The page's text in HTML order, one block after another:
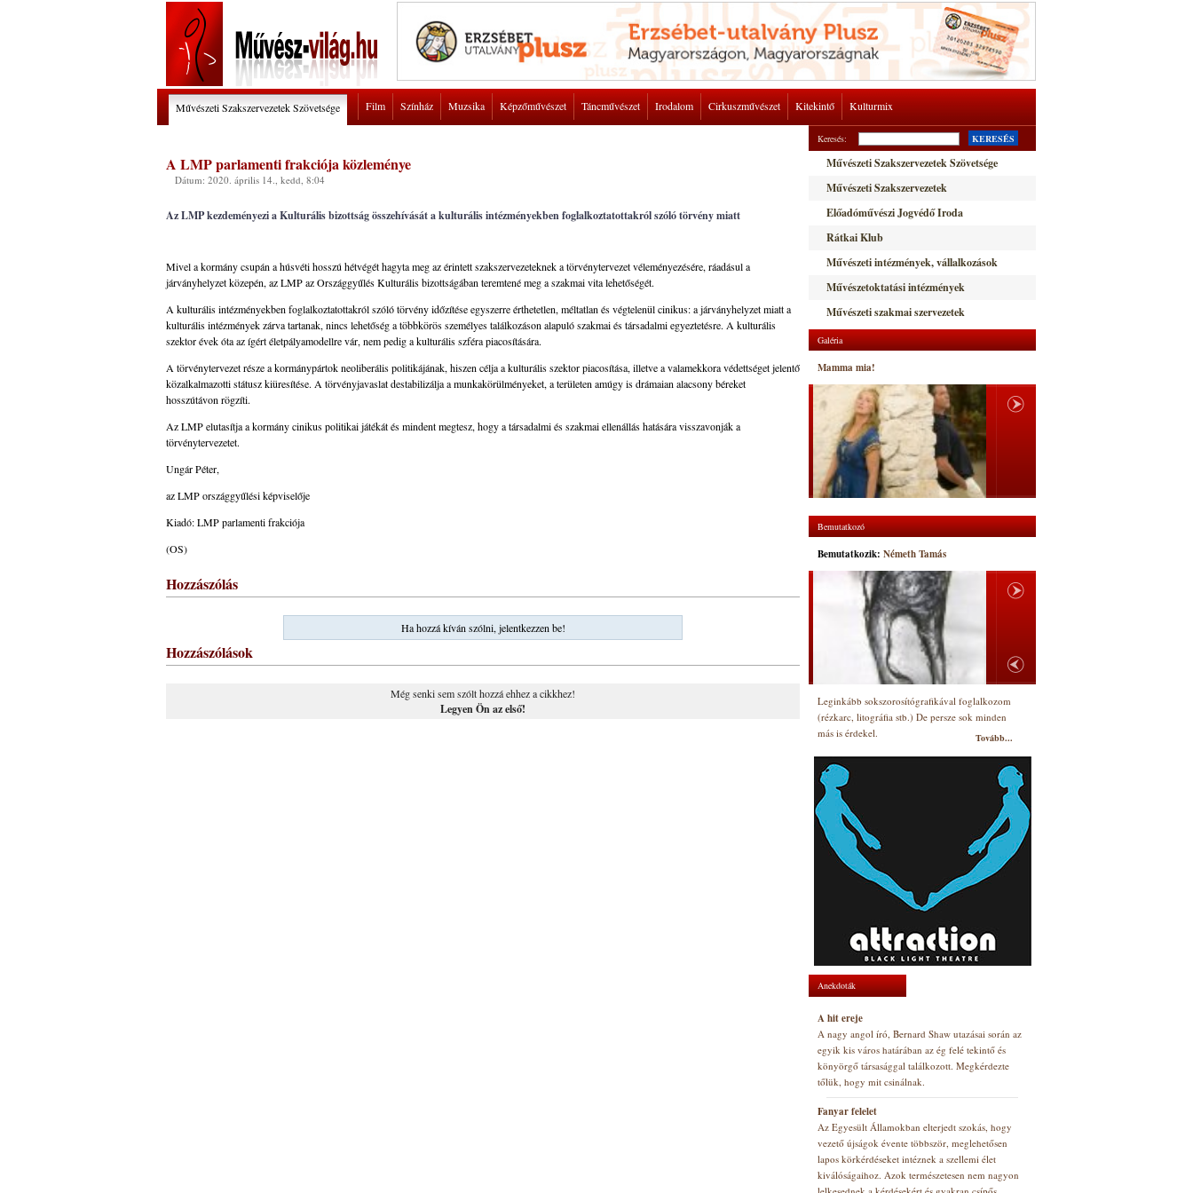
Művészeti Szakszervezetek Szövetsége Film Színház Muzsika Képzőművészet Táncművészet Irodalom Cirkuszművészet Kitekintő Kulturmix
A LMP parlamenti frakciója közleménye
Dátum: 2020. április 14., kedd, 8:04
Az LMP kezdeményezi a Kulturális bizottság összehívását a kulturális intézményekben foglalkoztatottakról szóló törvény miatt
Mivel a kormány csupán a húsvéti hosszú hétvégét hagyta meg az érintett szakszervezeteknek a törvénytervezet véleményezésére, ráadásul a
járványhelyzet közepén, az LMP az Országgyűlés Kulturális bizottságában teremtené meg a szakmai vita lehetőségét.
A kulturális intézményekben foglalkoztatottakról szóló törvény időzítése egyszerre érthetetlen, méltatlan és végtelenül cinikus: a járványhelyzet miatt a
kulturális intézmények zárva tartanak, nincs lehetőség a többkörös személyes találkozáson alapuló szakmai és társadalmi egyeztetésre. A kulturális
szektor évek óta az ígért életpályamodellre vár, nem pedig a kulturális szféra piacosítására.
A törvénytervezet része a kormánypártok neoliberális politikájának, hiszen célja a kulturális szektor piacosítása, illetve a valamekkora védettséget jelentő
közalkalmazotti státusz kiüresítése. A törvényjavaslat destabilizálja a munkakörülményeket, a területen amúgy is drámaian alacsony béreket
hosszútávon rögzíti.
Az LMP elutasítja a kormány cinikus politikai játékát és mindent megtesz, hogy a társadalmi és szakmai ellenállás hatására visszavonják a
törvénytervezetet.
Ungár Péter,
az LMP országgyűlési képviselője
Kiadó: LMP parlamenti frakciója
(OS)
Hozzászólás
Ha hozzá kíván szólni, jelentkezzen be!
Hozzászólások
Még senki sem szólt hozzá ehhez a cikkhez!
Legyen Ön az első!
Keresés: KERESÉS
Művészeti Szakszervezetek Szövetsége
Művészeti Szakszervezetek
Előadóművészi Jogvédő Iroda
Rátkai Klub
Művészeti intézmények, vállalkozások
Művészetoktatási intézmények
Művészeti szakmai szervezetek
Galéria
Mamma mia!
Bemutatkozó
Bemutatkozik: Németh Tamás
Leginkább sokszorosítógrafikával foglalkozom
(rézkarc, litográfia stb.) De persze sok minden
más is érdekel.
Tovább...
Anekdoták
A hit ereje
A nagy angol író, Bernard Shaw utazásai során az
egyik kis város határában az ég felé tekintő és
könyörgő társasággal találkozott. Megkérdezte
tőlük, hogy mit csinálnak.
Fanyar felelet
Az Egyesült Államokban elterjedt szokás, hogy
vezető újságok évente többször, meglehetősen
lapos körkérdéseket intéznek a szellemi élet
kiválóságaihoz. Azok természetesen nem nagyon